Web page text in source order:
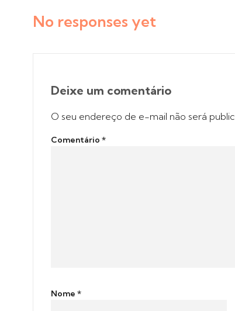
No responses yet
Deixe um comentário
O seu endereço de e-mail não será
Comentário *
Nome *